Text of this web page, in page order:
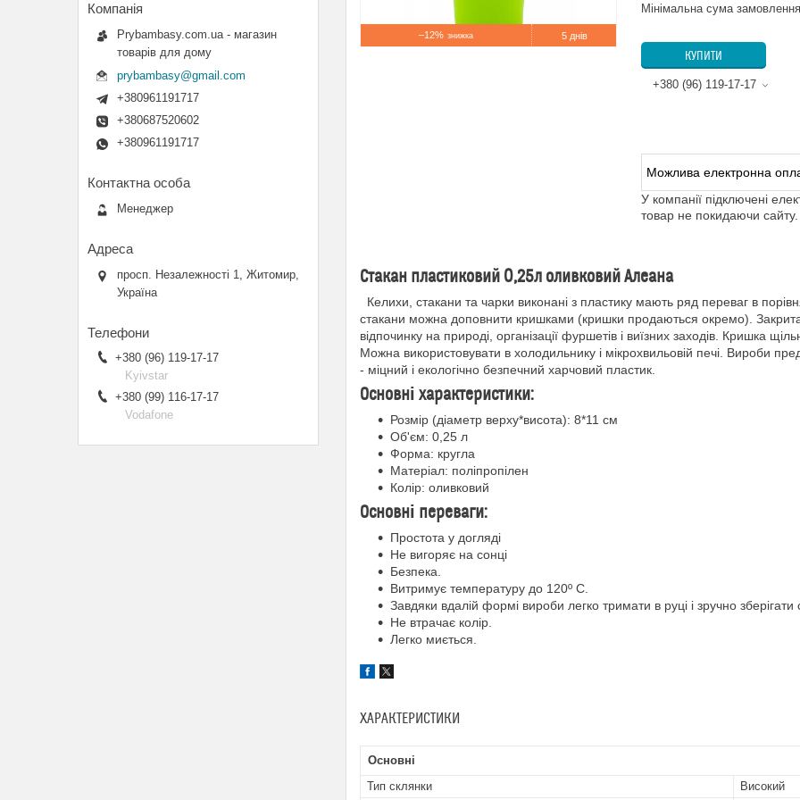
–12% 5 днів
Мінімальна сума
КУПИТИ
+380 (96) 119-17-17
У компанії підключені
товар не покидаючи сайту.
Стакан пластиковий 0,25л оливковий Алеана
Келихи, стакани та чарки виконані з пластику мають ряд переваг в
стакани можна доповнити кришками (кришки продаються окремо). Закрита
відпочинку на природі, організації фуршетів і виїзних заходів. Кришка
Можна використовувати в холодильнику і мікрохвильовій печі. Вироби
- міцний і екологічно безпечний харчовий пластик.
Основні характеристики:
Розмір (діаметр верху*висота): 8*11 см
Об'єм: 0,25 л
Форма: кругла
Матеріал: поліпропілен
Колір: оливковий
Основні переваги:
Простота у догляді
Не вигоряє на сонці
Безпека.
Витримує температуру до 120º С.
Завдяки вдалій формі вироби легко тримати в руці і зручно
Не втрачає колір.
Легко миється.
ХАРАКТЕРИСТИКИ
Основні
Тип склянки
Високий
Prybambasy.com.ua - магазин
товарів для дому
prybambasy@gmail.com
+380961191717
+380687520602
+380961191717
Менеджер
просп. Незалежності 1, Житомир,
Україна
+380 (96) 119-17-17
Kyivstar
+380 (99) 116-17-17
Vodafone